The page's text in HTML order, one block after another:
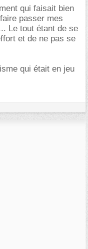
qui faisait bien
passer mes
Le tout étant de se
et de ne pas se
qui était en jeu